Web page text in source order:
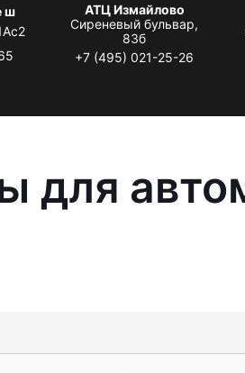
ш
АТЦ Измайлово
Сиреневый бульвар,
83б
+7 (495) 021-25-26
для